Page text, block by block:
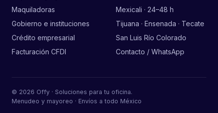
Maquiladoras
Gobierno e instituciones
Crédito empresarial
Facturación CFDI
Mexicali · 24–48 h
Tijuana · Ensenada · Tecate
San Luis Río Colorado
Contacto / WhatsApp
© 2026 Offy · Soluciones para tu oficina.
Menudeo y mayoreo · Envíos a todo México